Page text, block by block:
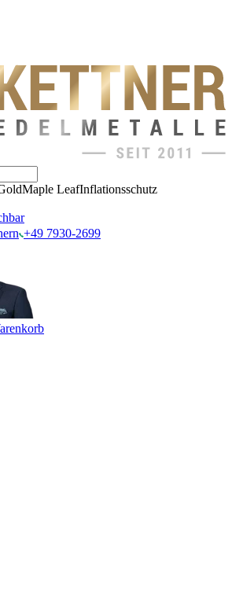
Maple LeafInflationsschutz
+49 7930-2699